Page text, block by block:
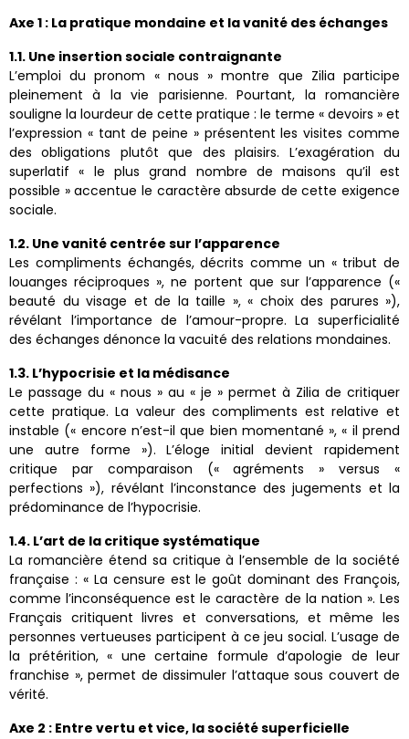
Axe 1 : La pratique mondaine et la vanité des échanges
1.1. Une insertion sociale contraignante
L’emploi du pronom « nous » montre que Zilia participe
pleinement à la vie parisienne. Pourtant, la romancière
souligne la lourdeur de cette pratique : le terme « devoirs » et
l’expression « tant de peine » présentent les visites comme
des obligations plutôt que des plaisirs. L’exagération du
superlatif « le plus grand nombre de maisons qu’il est
possible » accentue le caractère absurde de cette exigence
sociale.
1.2. Une vanité centrée sur l’apparence
Les compliments échangés, décrits comme un « tribut de
louanges réciproques », ne portent que sur l’apparence («
beauté du visage et de la taille », « choix des parures »),
révélant l’importance de l’amour-propre. La superficialité
des échanges dénonce la vacuité des relations mondaines.
1.3. L’hypocrisie et la médisance
Le passage du « nous » au « je » permet à Zilia de critiquer
cette pratique. La valeur des compliments est relative et
instable (« encore n’est-il que bien momentané », « il prend
une autre forme »). L’éloge initial devient rapidement
critique par comparaison (« agréments » versus «
perfections »), révélant l’inconstance des jugements et la
prédominance de l’hypocrisie.
1.4. L’art de la critique systématique
La romancière étend sa critique à l’ensemble de la société
française : « La censure est le goût dominant des François,
comme l’inconséquence est le caractère de la nation ». Les
Français critiquent livres et conversations, et même les
personnes vertueuses participent à ce jeu social. L’usage de
la prétérition, « une certaine formule d’apologie de leur
franchise », permet de dissimuler l’attaque sous couvert de
vérité.
Axe 2 : Entre vertu et vice, la société superficielle